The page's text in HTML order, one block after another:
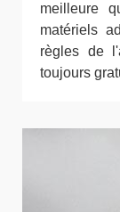
meilleure
matériels
règles de
toujours